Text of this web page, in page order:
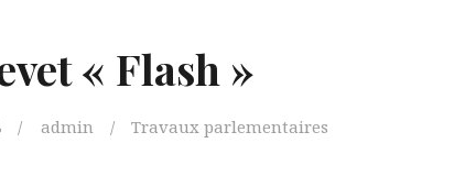
« Flash »
admin Travaux parlementaires